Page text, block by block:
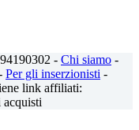
- Chi siamo -
Per gli inserzionisti -
link affiliati:
acquisti